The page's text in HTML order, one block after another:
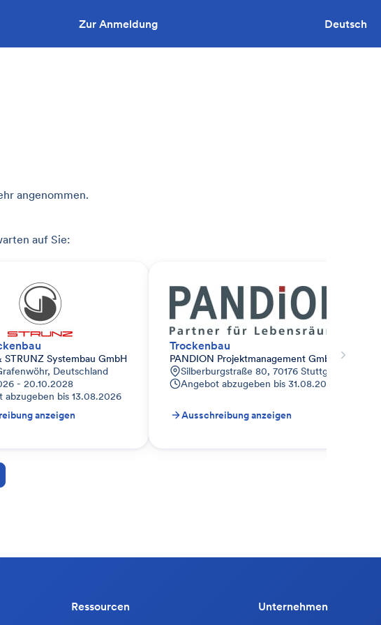
Zur Anmeldung Deutsch
angenommen.
auf Sie:
STRUNZ Systembau GmbH
Deutschland
- 20.10.2028
abzugeben bis 13.08.2026
anzeigen
Trockenbau
PANDION Projektmanagement GmbH
Silberburgstraße 80, 70176 Stuttgart,
Angebot abzugeben bis 31.08.2026
Ausschreibung anzeigen
Ressourcen Unternehmen